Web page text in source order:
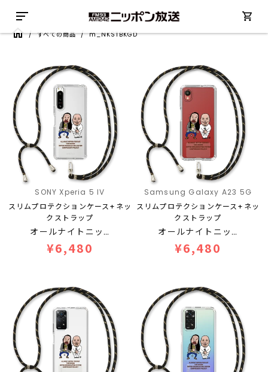
/すべての商品/m_NKSTBKGD
SONY Xperia 5 IV
スリムプロテクションケース+ネッ
クストラップ
オールナイトニッ…
¥6,480
Samsung Galaxy A23 5G
スリムプロテクションケース+ネッ
クストラップ
オールナイトニッ…
¥6,480